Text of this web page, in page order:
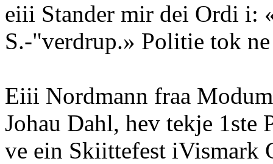
eiii Stander mir dei Ordi i:
S.-"verdrup.» Politie tok ne
Eiii Nordmann fraa
Johau Dahl, hev tekje 1ste
ve ein Skiittefest iVismark